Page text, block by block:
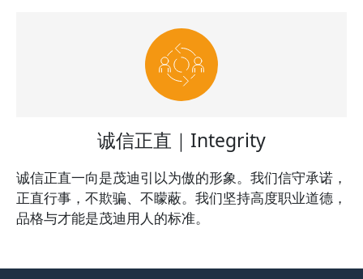
诚信正直｜Integrity
诚信正直一向是茂迪引以为傲的形象。我们信守承诺，
正直行事，不欺骗、不矇蔽。我们坚持高度职业道德，
品格与才能是茂迪用人的标准。